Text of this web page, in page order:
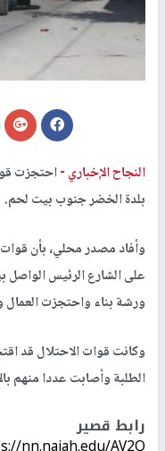
النجاح الإخباري -احتجزت
بلدة الخضر جنوب بيت لحم.
وأفاد مصدر محلي، بأن
على الشارع الرئيس الواصل
ورشة بناء واحتجزت
وكانت قوات الاحتلال قد
الطلبة وأصابت عددا منهم
رابط قصير